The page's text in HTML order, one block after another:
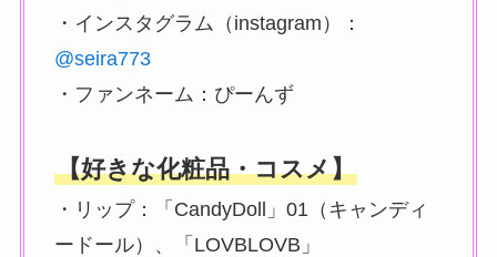
・インスタグラム（instagram）：
@seira773
・ファンネーム：ぴーんず
【好きな化粧品・コスメ】
・リップ：「CandyDoll」01（キャンディ
ードール）、「LOVBLOVB」